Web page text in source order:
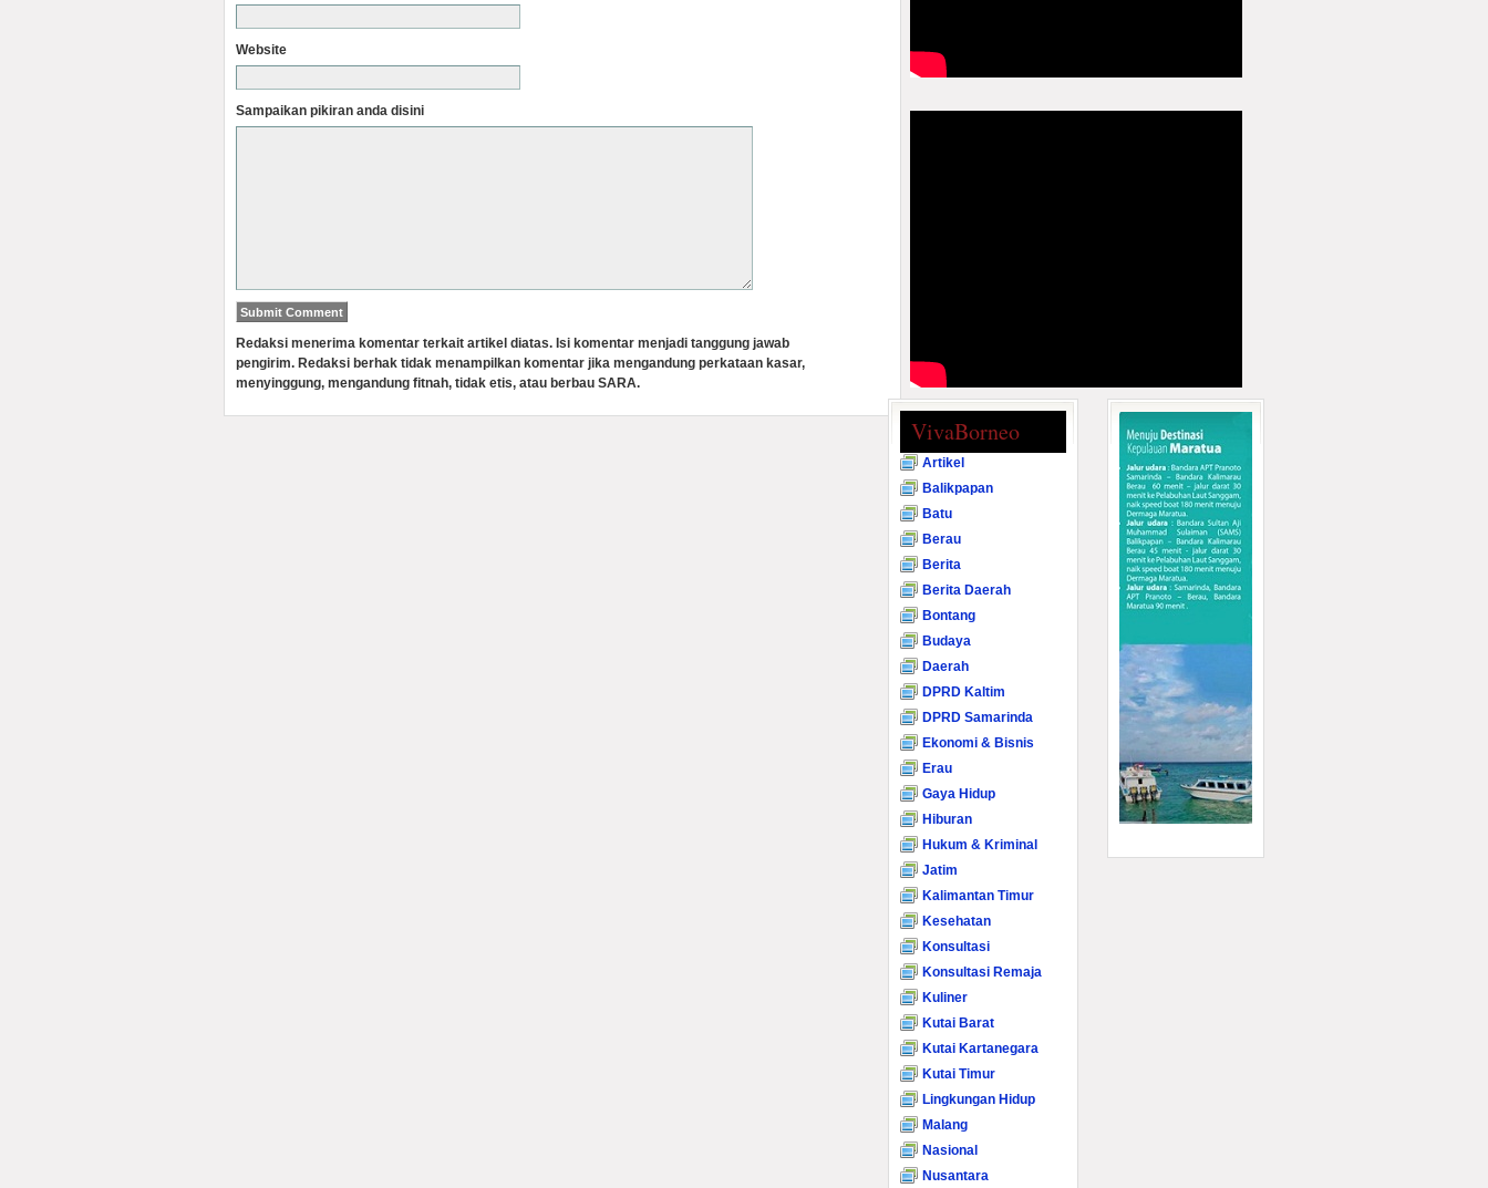
Website
Sampaikan pikiran anda disini
Redaksi menerima komentar terkait artikel diatas. Isi komentar menjadi tanggung jawab
pengirim. Redaksi berhak tidak menampilkan komentar jika mengandung perkataan kasar,
menyinggung, mengandung fitnah, tidak etis, atau berbau SARA.
VivaBorneo
Artikel
Balikpapan
Batu
Berau
Berita
Berita Daerah
Bontang
Budaya
Daerah
DPRD Kaltim
DPRD Samarinda
Ekonomi & Bisnis
Erau
Gaya Hidup
Hiburan
Hukum & Kriminal
Jatim
Kalimantan Timur
Kesehatan
Konsultasi
Konsultasi Remaja
Kuliner
Kutai Barat
Kutai Kartanegara
Kutai Timur
Lingkungan Hidup
Malang
Nasional
Nusantara